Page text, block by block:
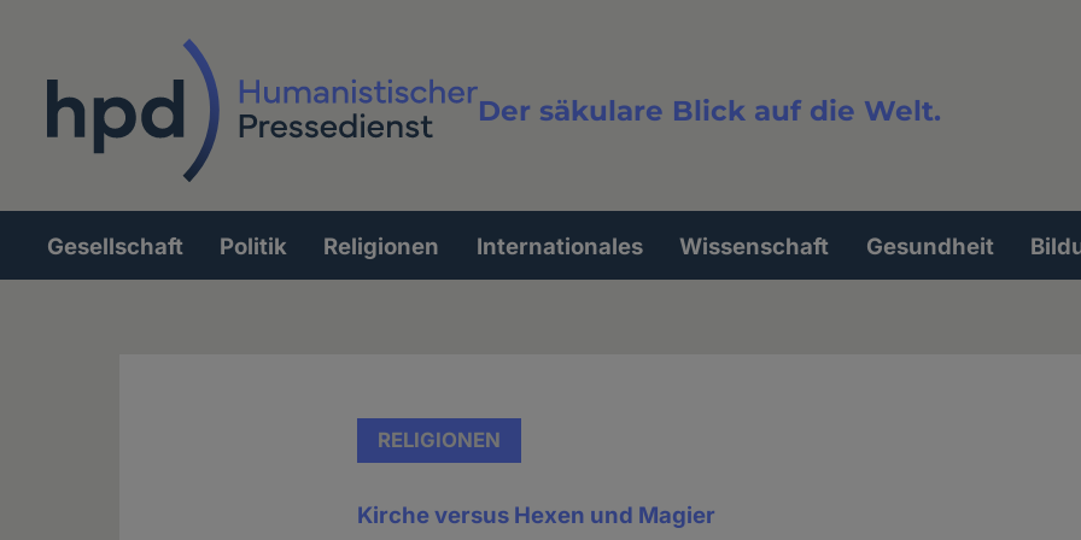
Der säkulare Blick auf die Welt.
Volltextsuche
Hauptnavigation
Gesellschaft Politik Religionen Internationales Wissenschaft Gesundheit
RELIGIONEN
Kirche versus Hexen und Magier